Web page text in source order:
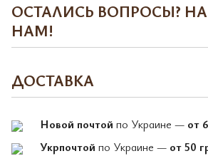
ОСТАЛИСЬ ВОПРОСЫ?
НАМ!
ДОСТАВКА
Новой почтой по Украине — от
Укрпочтой по Украине — от 50